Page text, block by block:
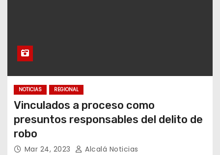
NOTICIAS REGIONAL
Vinculados a proceso como
presuntos responsables del delito de
robo
Mar 24, 2023 Alcalá Noticias